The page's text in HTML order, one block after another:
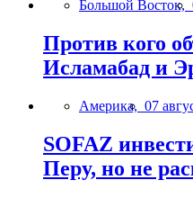
Большой Восток,
Против кого
Исламабад и
Америка, 07
SOFAZ
Перу, но не